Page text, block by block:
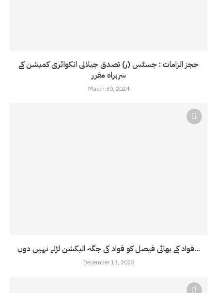
ججز الزامات : جسٹس (ر) تصدق جیلانی انکوائری کمیشن کے
سربراہ مقرر
March 30, 2024
فواد کے بھائی فیصل کو فواد کی جگہ الیکشن لڑنے نہیں دوں...
December 13, 2023